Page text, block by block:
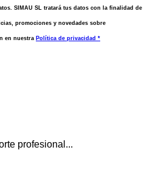
SIMAU SL tratará tus datos con la finalidad de
promociones y novedades sobre
en nuestra Política de privacidad *
profesional...